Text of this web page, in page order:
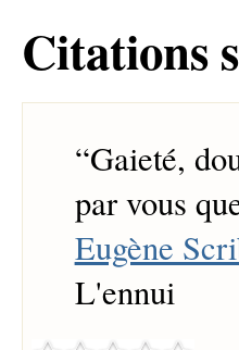
Citations
“Gaieté,
par vous
Eugène
L'ennui